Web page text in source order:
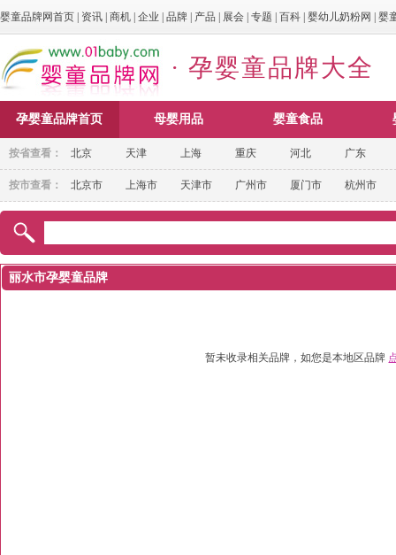
婴童品牌网首页 资讯 商机 企业 品牌 产品 展会 专题 百科 婴幼儿奶粉网 婴
· 孕婴童品牌大全
孕婴童品牌首页 母婴用品 婴童食品
北京 天津 上海 重庆 河北 广东
按省查看：
北京市 上海市 天津市 广州市 厦门市 杭州市
按市查看：
丽水市孕婴童品牌
暂未收录相关品牌，如您是本地区品牌